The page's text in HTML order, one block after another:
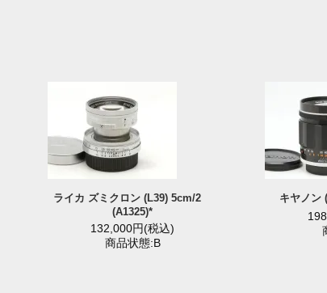
ライカ ズミクロン (L39) 5cm/2
(A1325)*
132,000円(税込)
商品状態:B
キヤノン